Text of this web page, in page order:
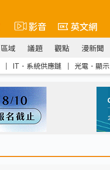
影音 英文網
區域 議題 觀點 漫新聞
｜ IT．系統供應鏈 ｜ 光電．顯